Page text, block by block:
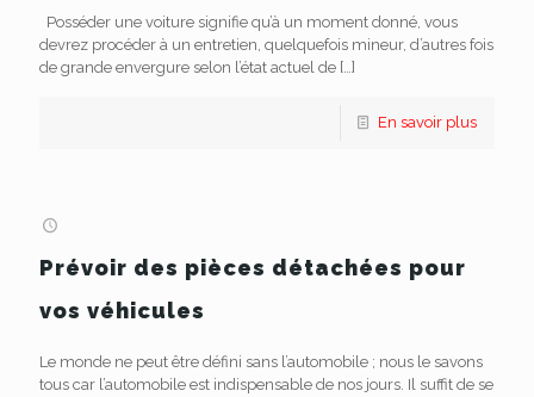
Posséder une voiture signifie qu’à un moment donné, vous
devrez procéder à un entretien, quelquefois mineur, d’autres fois
de grande envergure selon l’état actuel de […]
En savoir plus
Prévoir des pièces détachées pour
vos véhicules
Le monde ne peut être défini sans l’automobile ; nous le savons
tous car l’automobile est indispensable de nos jours. Il suffit de se